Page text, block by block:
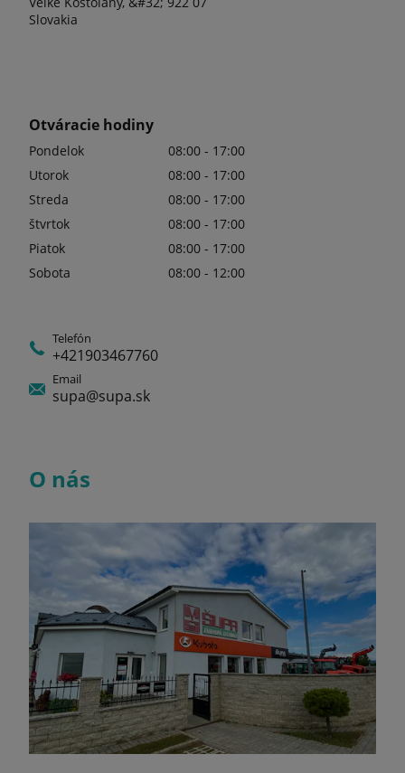
Slovakia
Otváracie hodiny
Pondelok
08:00 - 17:00
Utorok
08:00 - 17:00
Streda
08:00 - 17:00
štvrtok
08:00 - 17:00
Piatok
08:00 - 17:00
Sobota
08:00 - 12:00
Telefón
+421903467760
Email
supa@supa.sk
O nás